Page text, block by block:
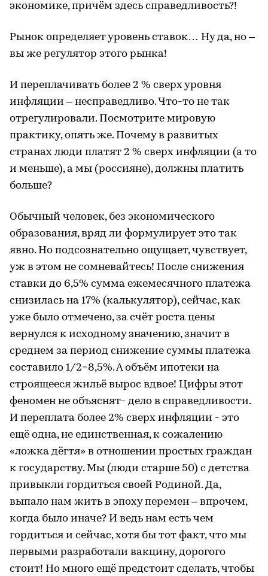
экономике, причём здесь справедливость?!
Рынок определяет уровень ставок… Ну да, но –
вы же регулятор этого рынка!
И переплачивать более 2 % сверх уровня
инфляции – несправедливо. Что-то не так
отрегулировали. Посмотрите мировую
практику, опять же. Почему в развитых
странах люди платят 2 % сверх инфляции (а то
и меньше), а мы (россияне), должны платить
больше?
Обычный человек, без экономического
образования, вряд ли формулирует это так
явно. Но подсознательно ощущает, чувствует,
уж в этом не сомневайтесь! После снижения
ставки до 6,5% сумма ежемесячного платежа
снизилась на 17% (калькулятор), сейчас, как
уже было отмечено, за счёт роста цены
вернулся к исходному значению, значит в
среднем за период снижение суммы платежа
составило 1/2=8,5%. А объём ипотеки на
строящееся жильё вырос вдвое! Цифры этот
феномен не объяснят- дело в справедливости.
И переплата более 2% сверх инфляции - это
ещё одна, не единственная, к сожалению
«ложка дёгтя» в отношении простых граждан
к государству. Мы (люди старше 50) с детства
привыкли гордиться своей Родиной. Да,
выпало нам жить в эпоху перемен – впрочем,
когда было иначе? И ведь нам есть чем
гордиться и сейчас, хотя бы тот факт, что мы
первыми разработали вакцину, дорогого
стоит! Но много ещё предстоит сделать, чтобы